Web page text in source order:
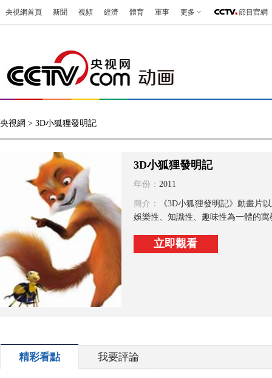
央視網首頁 新聞 視頻 經濟 體育 軍事 更多 節目官網
央視網 > 3D小狐狸發明記
3D小狐狸發明記
年份： 2011
簡介：
《3D小狐狸發明記》動畫片
娛樂性、知識性、趣味性為一體的
立即觀看
精彩看點 我要評論